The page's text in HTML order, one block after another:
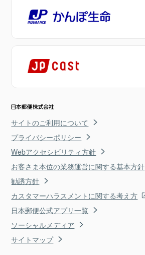
サイトのご利用について
プライバシーポリシー
Webアクセシビリティ方針
お客さま本位の業務運営に関する基本方針
勧誘方針
カスタマーハラスメントに関する考え方
日本郵便公式アプリ一覧
ソーシャルメディア
サイトマップ